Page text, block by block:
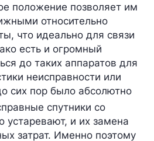
положение позволяет им
относительно
что идеально для связи
есть и огромный
до таких аппаратов для
неисправности или
сих пор было абсолютно
спутники со
устаревают, и их замена
затрат. Именно поэтому